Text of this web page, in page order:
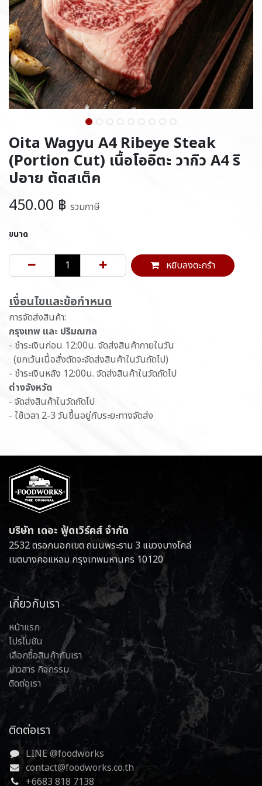
Oita Wagyu A4 Ribeye Steak
(Portion Cut) เนื้อโออิตะ วากิว A4 ริ
ปอาย ตัดสเต็ค
450.00 ฿ รวมภาษี
ขนาด
หยิบลงตะกร้า
เ​งื่อนไขและข้อกำหนด
การจัดส่งสินค้า:
กรุงเทพ และ ปริมณฑล
- ชำระเงินก่อน 12:00น. จัดส่งสินค้าภายในวัน
(ยกเว้นเนื้อสั่งตัดจะจัดส่งสินค้าในวันถัดไป)
- ชำระเงินหลัง 12:00น. จัดส่งสินค้าในวัดถัดไป
ต่างจังหวัด
- จัดส่งสินค้าในวัดถัดไป
- ใช้เวลา 2-3 วันขึ้นอยู่กับระยะทางจัดส่ง
บริษัท เดอะ ฟู้ดเวิร์คส์ จำกัด
2532 ตรอกนอกเขต ถนนพระราม 3 แขวงบางโคล่
เขตบางคอแหลม กรุงเทพมหานคร 10120
เกี่ยวกับเรา
หน้าแรก
โปรโมชัน
เลือกซื้อสินค้ากับเรา
ข่าวสาร กิจกรรม
ติดต่อเรา
ติดต่อเรา
LINE @foodworks
contact@foodworks.co.th
+6683 818 7138